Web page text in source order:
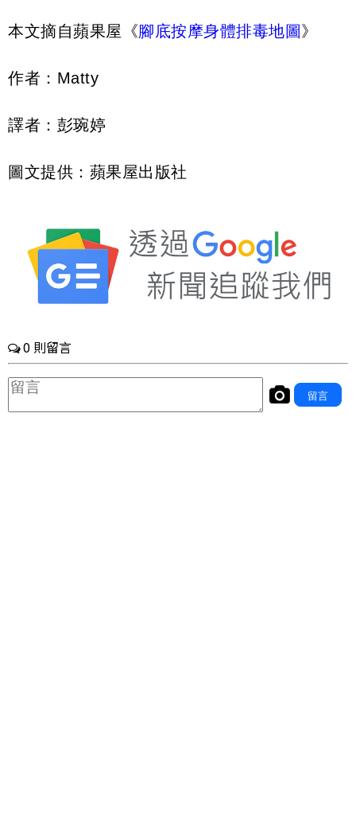
本文摘自蘋果屋《腳底按摩身體排毒地圖》
作者：Matty
譯者：彭琬婷
圖文提供：蘋果屋出版社